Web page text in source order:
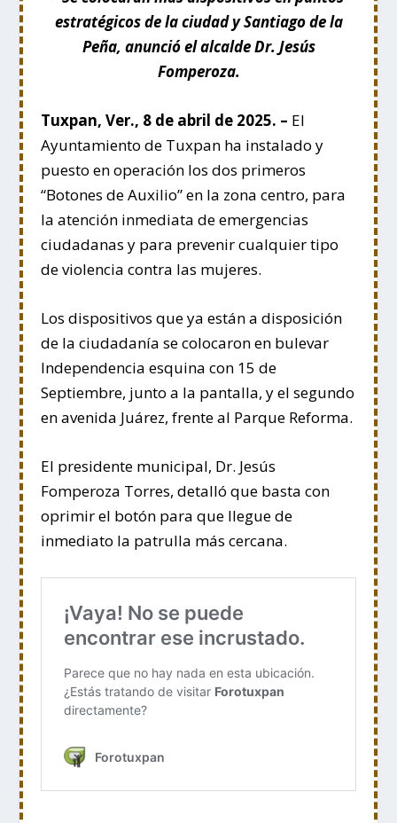
estratégicos de la ciudad y Santiago de la
Peña, anunció el alcalde Dr. Jesús
Fomperoza.
Tuxpan, Ver., 8 de abril de 2025. – El
Ayuntamiento de Tuxpan ha instalado y
puesto en operación los dos primeros
“Botones de Auxilio” en la zona centro, para
la atención inmediata de emergencias
ciudadanas y para prevenir cualquier tipo
de violencia contra las mujeres.
Los dispositivos que ya están a disposición
de la ciudadanía se colocaron en bulevar
Independencia esquina con 15 de
Septiembre, junto a la pantalla, y el segundo
en avenida Juárez, frente al Parque Reforma.
El presidente municipal, Dr. Jesús
Fomperoza Torres, detalló que basta con
oprimir el botón para que llegue de
inmediato la patrulla más cercana.